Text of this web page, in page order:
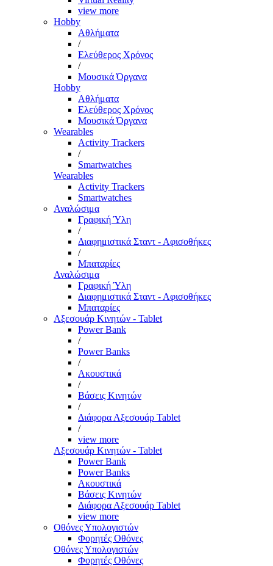
view more
Hobby
Αθλήματα
/
Ελεύθερος Χρόνος
/
Μουσικά Όργανα
Hobby
Αθλήματα
Ελεύθερος Χρόνος
Μουσικά Όργανα
Wearables
Activity Trackers
/
Smartwatches
Wearables
Activity Trackers
Smartwatches
Αναλώσιμα
Γραφική Ύλη
/
Διαφημιστικά Σταντ - Αφισοθήκες
/
Μπαταρίες
Αναλώσιμα
Γραφική Ύλη
Διαφημιστικά Σταντ - Αφισοθήκες
Μπαταρίες
Αξεσουάρ Κινητών - Tablet
Power Bank
/
Power Banks
/
Ακουστικά
/
Βάσεις Κινητών
/
Διάφορα Αξεσουάρ Tablet
/
view more
Αξεσουάρ Κινητών - Tablet
Power Bank
Power Banks
Ακουστικά
Βάσεις Κινητών
Διάφορα Αξεσουάρ Tablet
view more
Οθόνες Υπολογιστών
Φορητές Οθόνες
Οθόνες Υπολογιστών
Φορητές Οθόνες